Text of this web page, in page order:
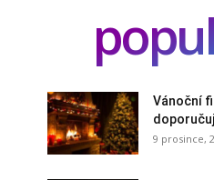
Vánoční
9 prosince,